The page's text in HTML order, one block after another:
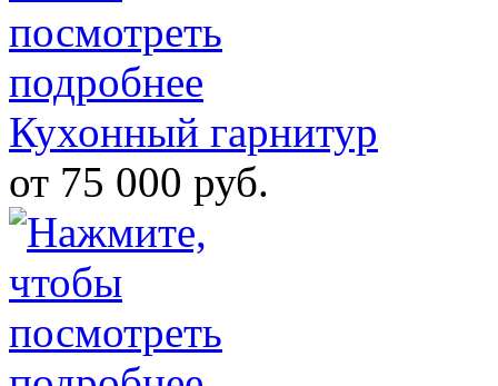
Кухонный гарнитур
от 75 000 руб.